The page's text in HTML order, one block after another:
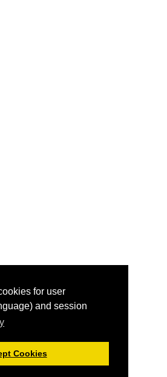
for user
and session
Cookies